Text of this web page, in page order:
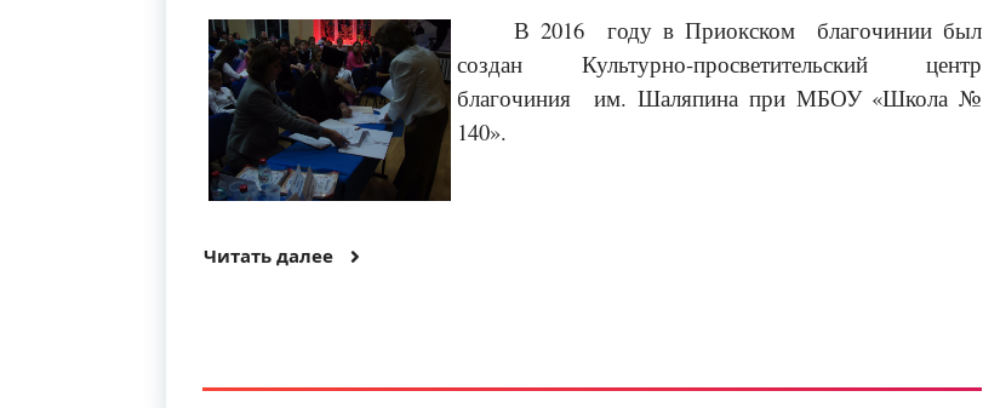
В 2016 году в Приокском благочинии был
создан Культурно-просветительский центр
благочиния им. Шаляпина при МБОУ «Школа №
140».
Читать далее